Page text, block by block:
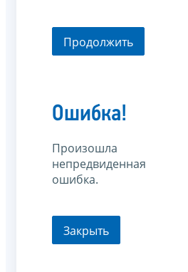
Продолжить
Ошибка!
Произошла
непредвиденная
ошибка.
Закрыть